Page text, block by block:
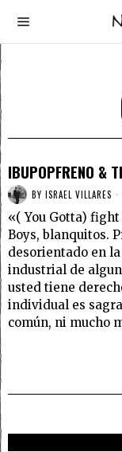
IBUPOPFRENO &
BY ISRAEL VILLARES
«( You Gotta)
Boys, blanquitos.
desorientado en
industrial de
usted tiene
individual es
común, ni mucho